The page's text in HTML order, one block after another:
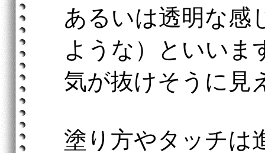
あるいは透明な感
ような）といいま
気が抜けそうに見
塗り方やタッチは